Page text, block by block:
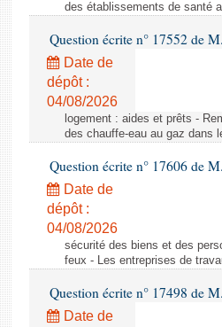
des établissements de santé
Question écrite n° 17552 de
Date de
dépôt :
04/08/2026
logement : aides et prêts -
des chauffe-eau au gaz dans
Question écrite n° 17606 de
Date de
dépôt :
04/08/2026
sécurité des biens et des
feux - Les entreprises de
Question écrite n° 17498 de
Date de